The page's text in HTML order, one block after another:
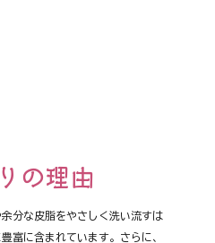
の理由
分な皮脂をやさしく洗い流すは
富に含まれています。さらに、